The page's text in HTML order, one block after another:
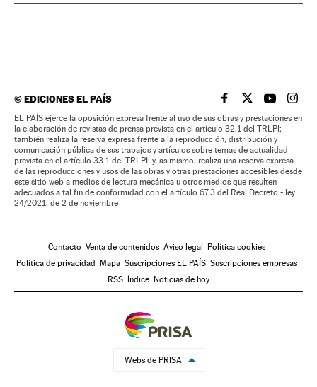
©EDICIONES EL PAÍS EL PAÍS BRASIL EN
EL PAÍSEL PAÍS
EL
EL PAÍS ejerce la oposición expresa frente al uso de sus obras y prestaciones en
la elaboración de revistas de prensa prevista en el artículo 32.1 del TRLPI;
también realiza la reserva expresa frente a la reproducción, distribución y
comunicación pública de sus trabajos y artículos sobre temas de actualidad
prevista en el artículo 33.1 del TRLPI; y, asimismo, realiza una reserva expresa
de las reproducciones y usos de las obras y otras prestaciones accesibles desde
este sitio web a medios de lectura mecánica u otros medios que resulten
adecuados a tal fin de conformidad con el artículo 67.3 del Real Decreto - ley
24/2021, de 2 de noviembre
Contacto Venta de contenidos Aviso legal
Política cookies
Política de privacidad
Mapa Suscripciones EL PAÍS Suscripciones empresas
RSS
Índice Noticias de hoy
Webs de PRISA